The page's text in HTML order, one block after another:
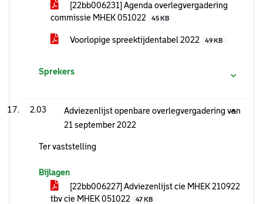
[22bb006231] Agenda overlegvergadering
commissie MHEK 051022
45 KB
Voorlopige spreektijdentabel 2022 49 KB
Sprekers
2.03
Adviezenlijst openbare overlegvergadering van
21 september 2022
Ter vaststelling
Bijlagen
[22bb006227] Adviezenlijst cie MHEK 210922
tbv cie MHEK 051022
47 KB